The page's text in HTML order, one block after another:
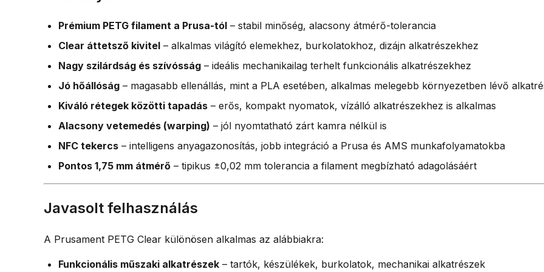
Prémium PETG filament a Prusa-tól – stabil minőség, alacsony átmérő-tolerancia
Clear áttetsző kivitel – alkalmas világító elemekhez, burkolatokhoz, dizájn alkatrészekhez
Nagy szilárdság és szívósság – ideális mechanikailag terhelt funkcionális alkatrészekhez
Jó hőállóság – magasabb ellenállás, mint a PLA esetében, alkalmas melegebb környezetben lévő
Kiváló rétegek közötti tapadás – erős, kompakt nyomatok, vízálló alkatrészekhez is alkalmas
Alacsony vetemedés (warping) – jól nyomtatható zárt kamra nélkül is
NFC tekercs – intelligens anyagazonosítás, jobb integráció a Prusa és AMS munkafolyamatokba
Pontos 1,75 mm átmérő – tipikus ±0,02 mm tolerancia a filament megbízható adagolásáért
Javasolt felhasználás
A Prusament PETG Clear különösen alkalmas az alábbiakra:
Funkcionális műszaki alkatrészek – tartók, készülékek, burkolatok, mechanikai alkatrészek